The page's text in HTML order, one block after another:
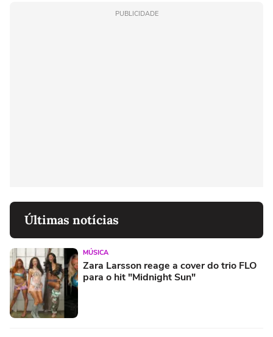
PUBLICIDADE
Últimas notícias
MÚSICA
Zara Larsson reage a cover do trio FLO
para o hit "Midnight Sun"